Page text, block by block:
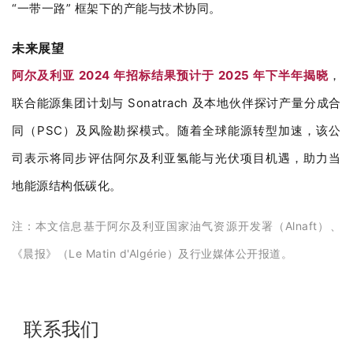
“一带一路” 框架下的产能与技术协同。
未来展望
阿尔及利亚 2024 年招标结果预计于 2025 年下半年揭晓 ，
联合能源集团计划与 Sonatrach 及本地伙伴探讨产量分成合
同（PSC）及风险勘探模式。随着全球能源转型加速，该公
司表示将同步评估阿尔及利亚氢能与光伏项目机遇，助力当
地能源结构低碳化。
注：本文信息基于阿尔及利亚国家油气资源开发署（Alnaft）、
《晨报》（Le Matin d'Algérie）及行业媒体公开报道。
联系我们